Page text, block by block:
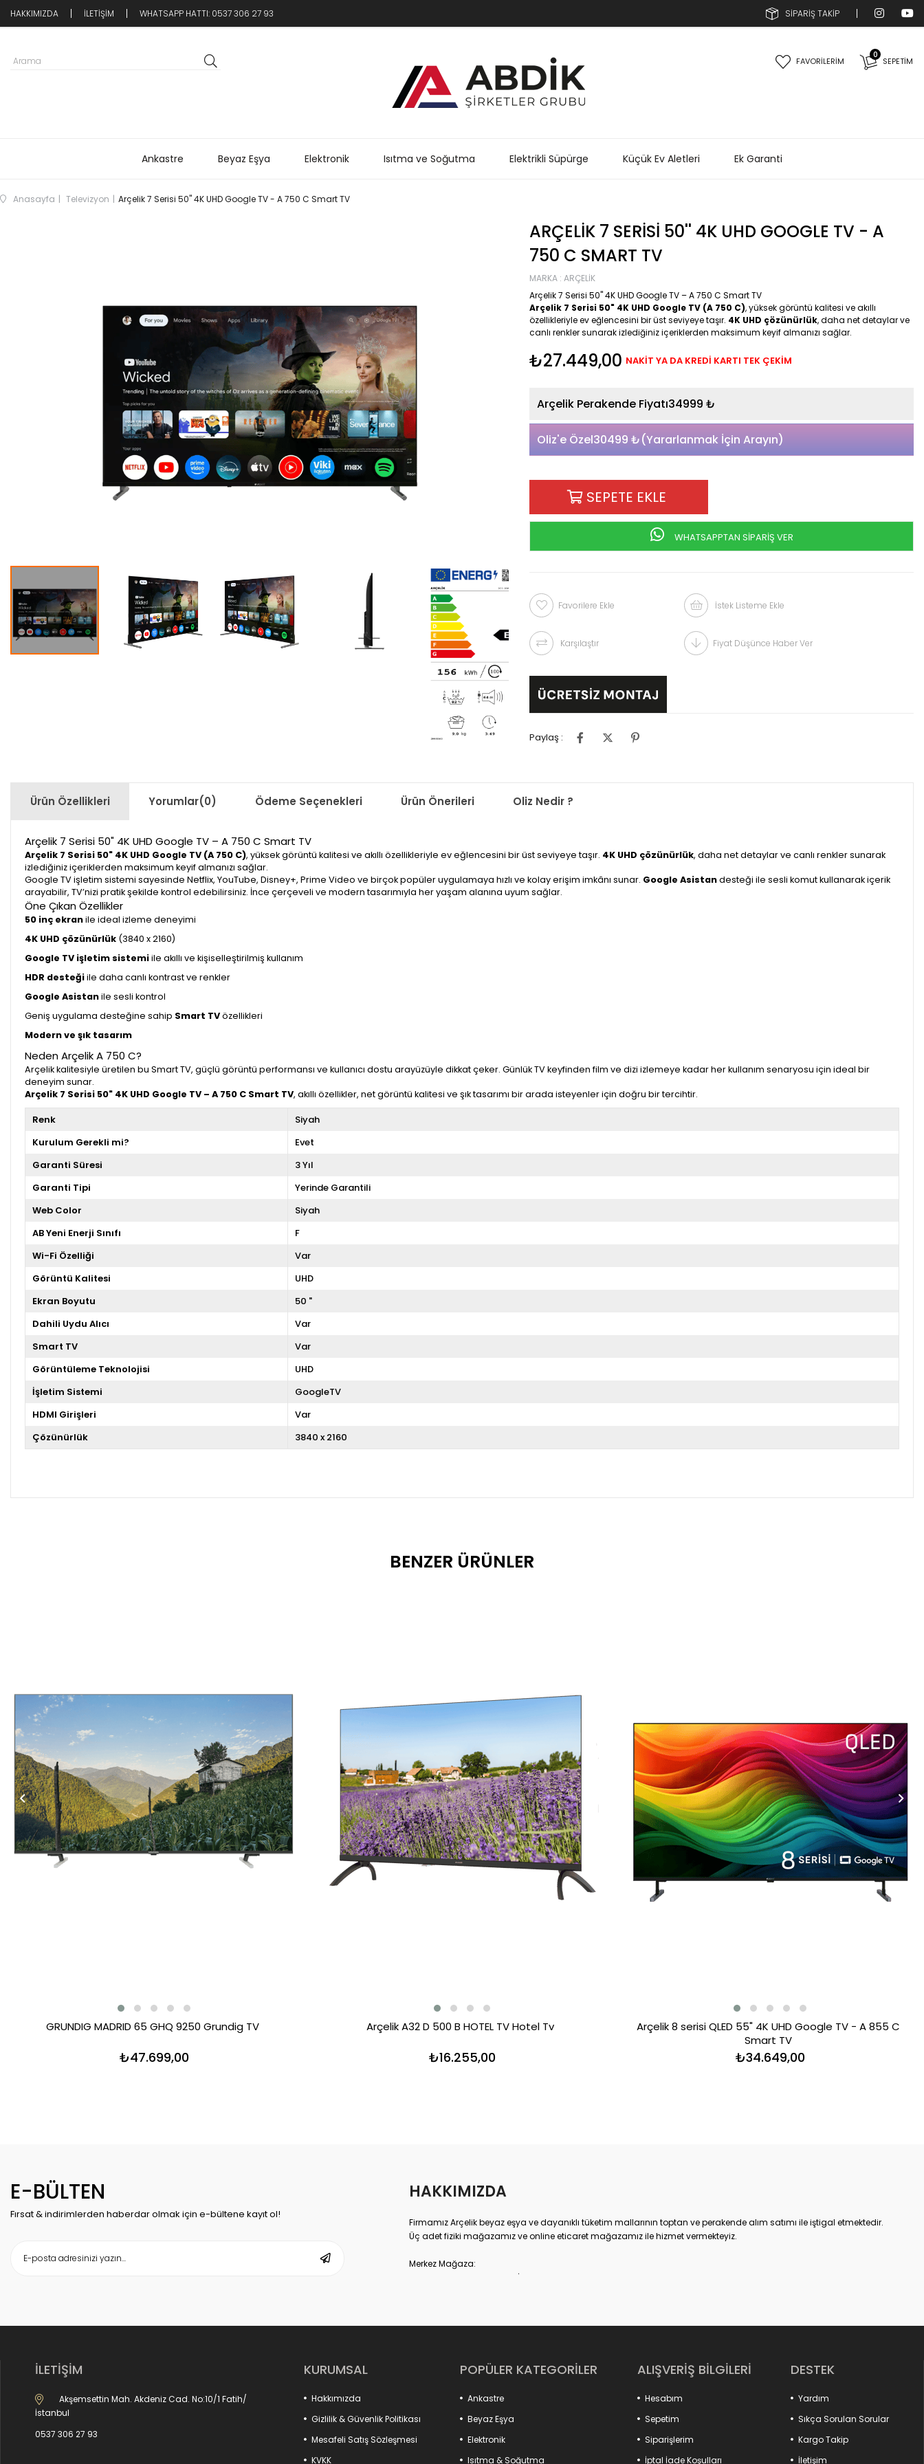
HAKKIMIZDA İLETİŞİM WHATSAPP HATTI: 0537 306 27 93 SİPARİŞ TAKİP
SEPETIM
0
FAVORİLERİM
Ankastre Beyaz Eşya Elektronik Isıtma ve Soğutma Elektrikli Süpürge Küçük Ev Aletleri Ek Garanti
Anasayfa Televizyon Arçelik 7 Serisi 50'' 4K UHD Google TV - A 750 C Smart TV
ARÇELIK 7 SERISI 50'' 4K UHD GOOGLE TV - A
750 C SMART TV
MARKA : ARÇELIK
Arçelik 7 Serisi 50" 4K UHD Google TV – A 750 C Smart TV
Arçelik 7 Serisi 50" 4K UHD Google TV (A 750 C), yüksek görüntü kalitesi ve akıllı
özellikleriyle ev eğlencesini bir üst seviyeye taşır. 4K UHD çözünürlük, daha net detaylar ve
canlı renkler sunarak izlediğiniz içeriklerden maksimum keyif almanızı sağlar.
₺27.449,00 NAKİT YA DA KREDİ KARTI TEK ÇEKİM
34999 ₺
30499 ₺(Yararlanmak İçin Arayın)
WHATSAPPTAN SİPARİŞ VER
Favorilere Ekle İstek Listeme Ekle
Karşılaştır Fiyat Düşünce Haber Ver
Paylaş :
Ürün Özellikleri Yorumlar(0) Ödeme Seçenekleri Ürün Önerileri Oliz Nedir ?
Arçelik 7 Serisi 50" 4K UHD Google TV – A 750 C Smart TV
Arçelik 7 Serisi 50" 4K UHD Google TV (A 750 C), yüksek görüntü kalitesi ve akıllı özellikleriyle ev eğlencesini bir üst seviyeye taşır. 4K UHD çözünürlük, daha net detaylar ve canlı renkler sunarak
izlediğiniz içeriklerden maksimum keyif almanızı sağlar.
Google TV işletim sistemi sayesinde Netflix, YouTube, Disney+, Prime Video ve birçok popüler uygulamaya hızlı ve kolay erişim imkânı sunar. Google Asistandesteği ile sesli komut kullanarak içerik
arayabilir, TV’nizi pratik şekilde kontrol edebilirsiniz. İnce çerçeveli ve modern tasarımıyla her yaşam alanına uyum sağlar.
Öne Çıkan Özellikler
50 inç ekranile ideal izleme deneyimi
4K UHD çözünürlük (3840 x 2160)
Google TV işletim sistemiile akıllı ve kişiselleştirilmiş kullanım
HDR desteğiile daha canlı kontrast ve renkler
Google Asistanile sesli kontrol
Geniş uygulama desteğine sahip Smart TVözellikleri
Modern ve şık tasarım
Neden Arçelik A 750 C?
Arçelik kalitesiyle üretilen bu Smart TV, güçlü görüntü performansı ve kullanıcı dostu arayüzüyle dikkat çeker. Günlük TV keyfinden film ve dizi izlemeye kadar her kullanım senaryosu için ideal bir
deneyim sunar.
Arçelik 7 Serisi 50" 4K UHD Google TV – A 750 C Smart TV, akıllı özellikler, net görüntü kalitesi ve şık tasarımı bir arada isteyenler için doğru bir tercihtir.
Renk
Siyah
Kurulum Gerekli mi?
Evet
Garanti Süresi
3 Yıl
Garanti Tipi
Yerinde Garantili
Web Color
Siyah
AB Yeni Enerji Sınıfı
F
Wi-Fi Özelliği
Var
Görüntü Kalitesi
UHD
Ekran Boyutu
50 "
Dahili Uydu Alıcı
Var
Smart TV
Var
Görüntüleme Teknolojisi
UHD
İşletim Sistemi
GoogleTV
HDMI Girişleri
Var
Çözünürlük
3840 x 2160
BENZER ÜRÜNLER
GRUNDIG MADRID 65 GHQ 9250 Grundig TV
₺47.699,00
Arçelik A32 D 500 B HOTEL TV Hotel Tv
₺16.255,00
Arçelik 8 serisi QLED 55" 4K UHD Google TV - A 855 C
Smart TV
₺34.649,00
E-BÜLTEN
Fırsat & indirimlerden haberdar olmak için e-bültene kayıt ol!
HAKKIMIZDA
Firmamız Arçelik beyaz eşya ve dayanıklı tüketim mallarının toptan ve perakende alım satımı ile iştigal etmektedir.
Üç adet fiziki mağazamız ve online eticaret mağazamız ile hizmet vermekteyiz.
Merkez Mağaza:
Akdeniz Cad. No: 10 Fatih-İstanbul
Mall of İstanbul AVM Mağaza:
İletişim : 0535 361 97 03
Teknolojik gelişmelerin ışığında ülkemiz insanlarının hayatını kolaylaştıracak tüm ürünleri , onların ihtiyaçları ve
memnuniyetleri doğrultusunda; kaliteyi ve iş ahlakını prensip edinerek hak ettikleri konforu modern çizgilerle
İLETİŞİM
Akşemsettin Mah. Akdeniz Cad. No:10/1 Fatih/
İstanbul
0537 306 27 93
KURUMSAL
Hakkımızda
Gizlilik & Güvenlik Politikası
Mesafeli Satış Sözleşmesi
KVKK
POPÜLER KATEGORİLER
Ankastre
Beyaz Eşya
Elektronik
Isıtma & Soğutma
ALIŞVERİŞ BİLGİLERİ
Hesabım
Sepetim
Siparişlerim
İptal İade Koşulları
DESTEK
Yardım
Sıkça Sorulan Sorular
Kargo Takip
İletişim